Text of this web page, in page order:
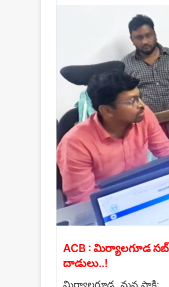
ACB : మిర్యాలగూడ
దాడులు..!
మిర్యాలగూడ, మన సాక్షి: